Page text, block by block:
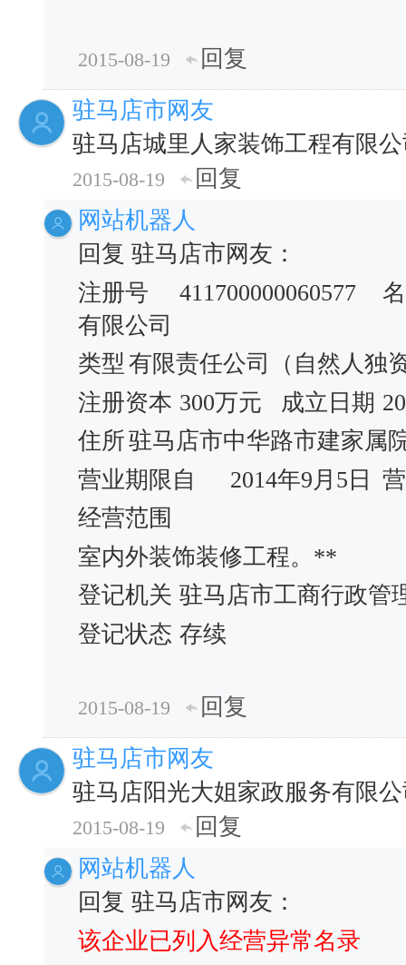
2015-08-19
回复
驻马店市网友
驻马店城里人家装饰工程有限
2015-08-19
回复
网站机器人
回复 驻马店市网友：
注册号
411700000060577
有限公司
类型 有限责任公司（自然人独
注册资本 300万元 成立日期
住所驻马店市中华路市建家属
营业期限自
2014年9月5日
经营范围
室内外装饰装修工程。**
登记机关 驻马店市工商行政管
登记状态 存续
2015-08-19
回复
驻马店市网友
驻马店阳光大姐家政服务有限
2015-08-19
回复
网站机器人
回复 驻马店市网友：
该企业已列入经营异常名录